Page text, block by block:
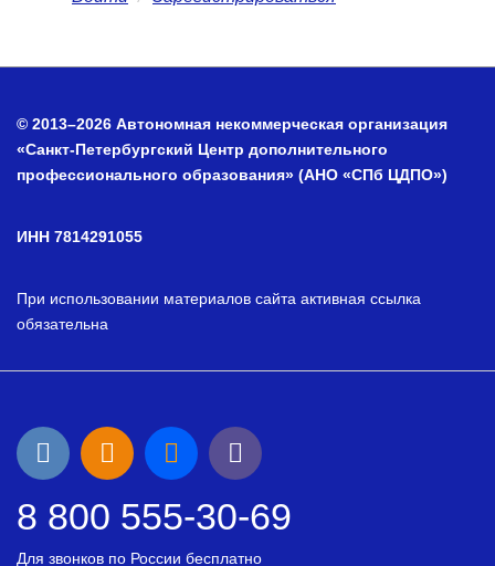
© 2013–2026 Автономная некоммерческая организация
«Санкт-Петербургский Центр дополнительного
профессионального образования» (АНО «СПб ЦДПО»)
ИНН 7814291055
При использовании материалов сайта активная ссылка
обязательна
8 800 555-30-69
Для звонков по России бесплатно